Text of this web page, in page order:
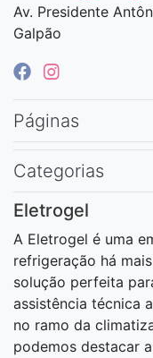
Av. Presidente
Galpão
Páginas
Categorias
Eletrogel
A Eletrogel é uma
refrigeração há
solução perfeita
assistência técnica
no ramo da
podemos destacar